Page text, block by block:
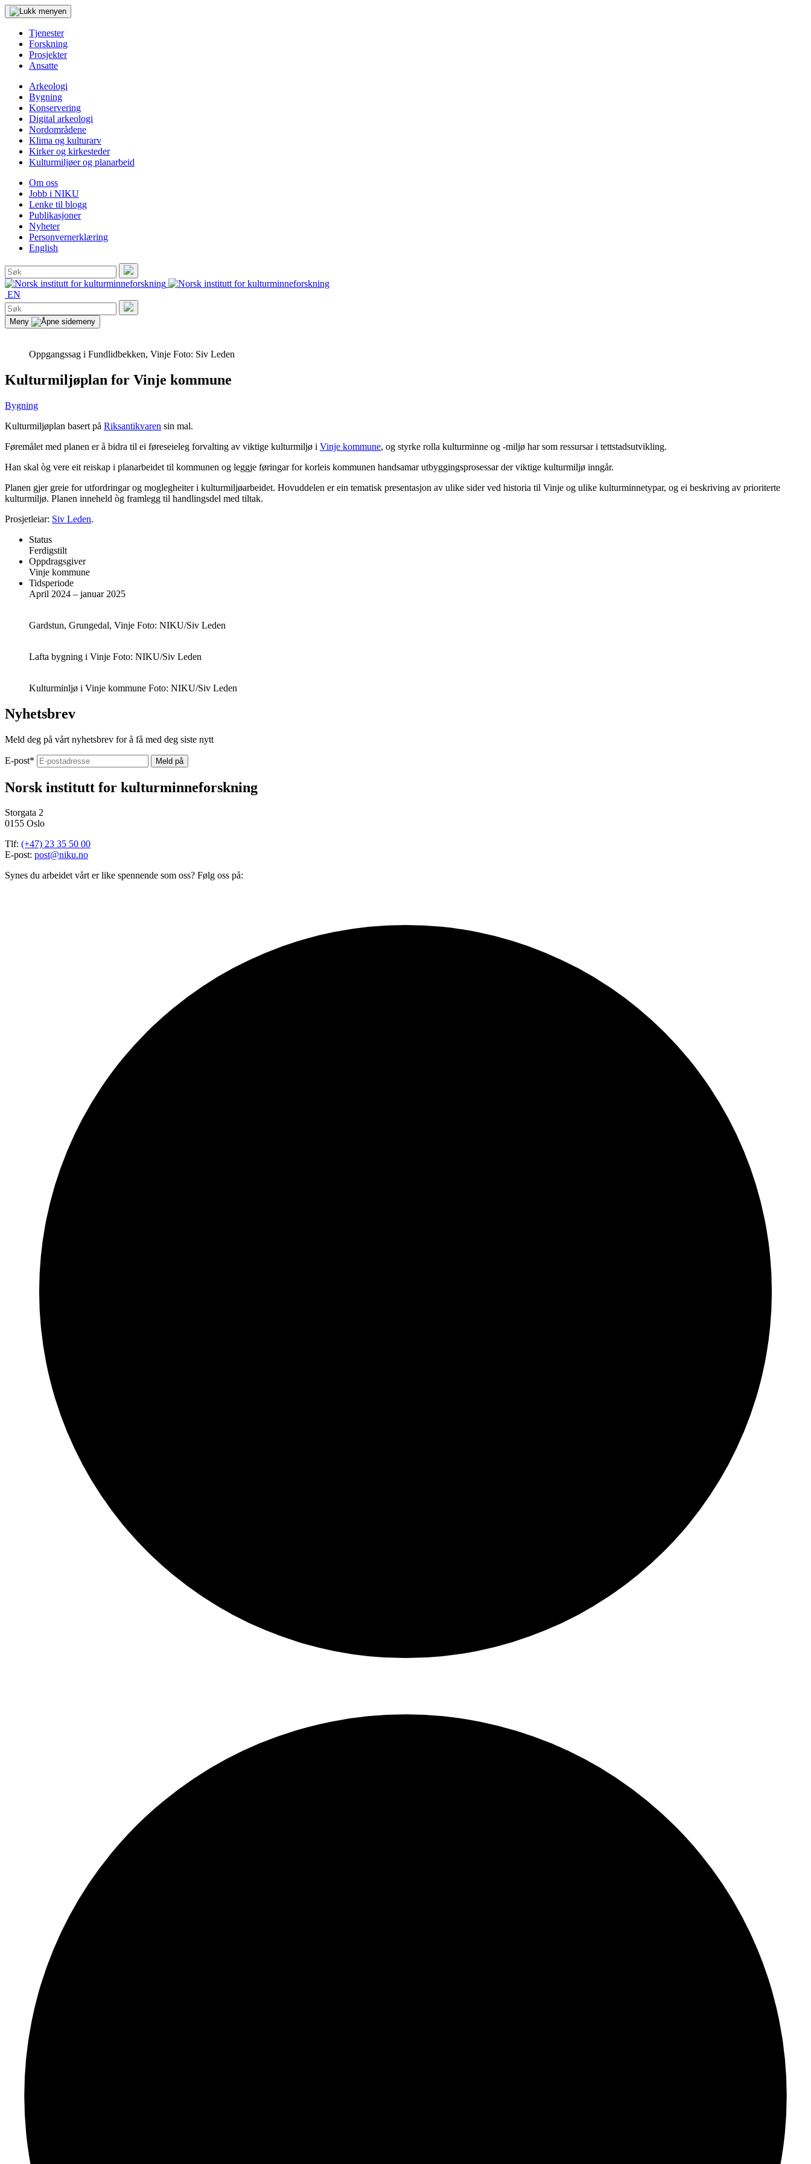
Tjenester
Forskning
Prosjekter
Ansatte
Arkeologi
Bygning
Konservering
Digital arkeologi
Nordområdene
Klima og kulturarv
Kirker og kirkesteder
Kulturmiljøer og planarbeid
Om oss
Jobb i NIKU
Lenke til blogg
Publikasjoner
Nyheter
Personvernerklæring
English
Søk
etter:
Søk
EN
Søk
etter:
Søk
Meny
Oppgangssag i Fundlidbekken, Vinje Foto: Siv Leden
Kulturmiljøplan for Vinje kommune
Bygning
Kulturmiljøplan basert på Riksantikvaren sin mal.
Føremålet med planen er å bidra til ei føreseieleg forvalting av viktige kulturmiljø i Vinje kommune, og styrke rolla kulturminne og -miljø har som ressursar i tettstadsutvikling.
Han skal òg vere eit reiskap i planarbeidet til kommunen og leggje føringar for korleis kommunen handsamar utbyggingsprosessar der viktige kulturmiljø inngår.
Planen gjer greie for utfordringar og moglegheiter i kulturmiljøarbeidet. Hovuddelen er ein tematisk presentasjon av ulike sider ved historia til Vinje og ulike kulturminnetypar, og ei beskriving av prioriterte
kulturmiljø. Planen inneheld òg framlegg til handlingsdel med tiltak.
Prosjetleiar: Siv Leden.
Status
Ferdigstilt
Oppdragsgiver
Vinje kommune
Tidsperiode
April 2024 – januar 2025
Gardstun, Grungedal, Vinje Foto: NIKU/Siv Leden
Lafta bygning i Vinje Foto: NIKU/Siv Leden
Kulturminljø i Vinje kommune Foto: NIKU/Siv Leden
Nyhetsbrev
Meld deg på vårt nyhetsbrev for å få med deg siste nytt
E-post*
Norsk institutt for kulturminneforskning
Storgata 2
0155 Oslo
Tlf: (+47) 23 35 50 00
E-post: post@niku.no
Synes du arbeidet vårt er like spennende som oss? Følg oss på: